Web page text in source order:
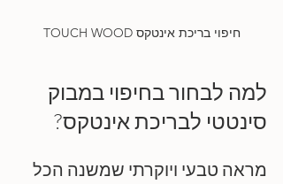
חיפוי בריכת אינטקס TOUCH WOOD
למה לבחור בחיפוי במבוק
סינטטי לבריכת אינטקס?
מראה טבעי ויוקרתי שמשנה הכל